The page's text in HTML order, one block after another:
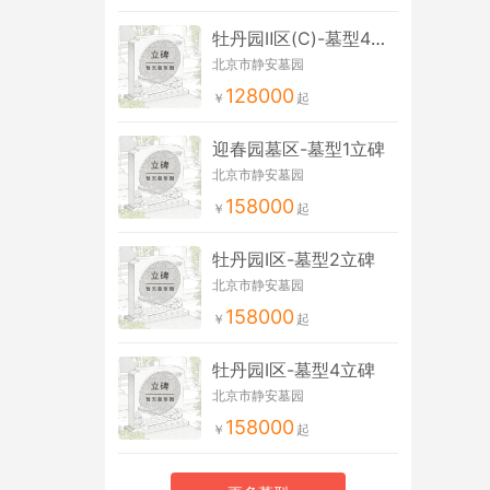
牡丹园Ⅱ区(C)-墓型4立碑
北京市静安墓园
128000
迎春园墓区-墓型1立碑
北京市静安墓园
158000
牡丹园Ⅰ区-墓型2立碑
北京市静安墓园
158000
牡丹园Ⅰ区-墓型4立碑
北京市静安墓园
158000